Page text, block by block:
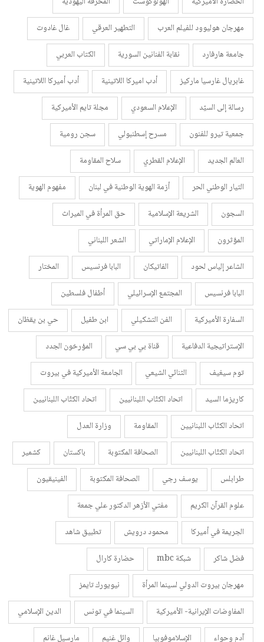
مهرجان هوليوود للفيلم العرب
التطهير العرقي
غال غادوت
جامعة هارفارد
نقابة الفنانين السورية
الكتاب العربي
غابريال غارسيا ماركيز
أدب اميركا اللاتينية
أدب أميركا اللاتينية
رسالة إلى السيّد
الإعلام السعودي
مجلة تايم الأميركية
جمعية تيرو للفنون
مسرح إسطنبولي
سجن رومية
العالم الجديد
الإعلام القطري
سلاح المقاومة
التيار الوطني الحر
أزمة الهوية الوطنية في لبنان
مفهوم الهوية
السجون
الشريعة الإسلامية
حق المرأة في الميراث
المؤثرون
الإعلام الإماراتي
الشعر اللبناني
الشاعر إلياس لحود
الفاتيكان البابا فرنسيس
المختار
البابا فرنسيس
المجتمع الإسرائيلي
أطفال فلسطين
السفارة الأميركية
الفن التشكيلي ابن طفيل
حي بن يقظان
الإستراتيجية الدفاعية
قناة بي بي سي
المؤرخون الجدد
توم سيغيف
الثنائي الشيعي
الجامعة الأميركية في بيروت
كاريزما السيد
اتحاد الكتّاب اللبنانيين
اتحاد الكتّاب اللبنانيين
اتحاد الكتّاب اللبنانيين
المقاومة
وزارة العدل
اتحاد الكتّاب اللبنانيين
الصحافة المكتوبة باكستان
كشمير
طرابلس
يوسف رجي الصحافة المكتوبة
الفينيقيون
علوم القرآن الكريم
مفتي الأزهر الدكتور علي جمعة
الجريمة في أميركا
محمود درويش
تطبيق شاهد
فضل شاكر
شبكة mbc
حضارة كارال
مهرجان بيروت الدولي لسينما المرأة
نيويورك تايمز
المفاوضات الإيرانية- الأميركية
السينما في تونس
الدين الإسلامي
آدم وحواء
الإسلاموفوبيا وائل غنيم مارسيل غانم